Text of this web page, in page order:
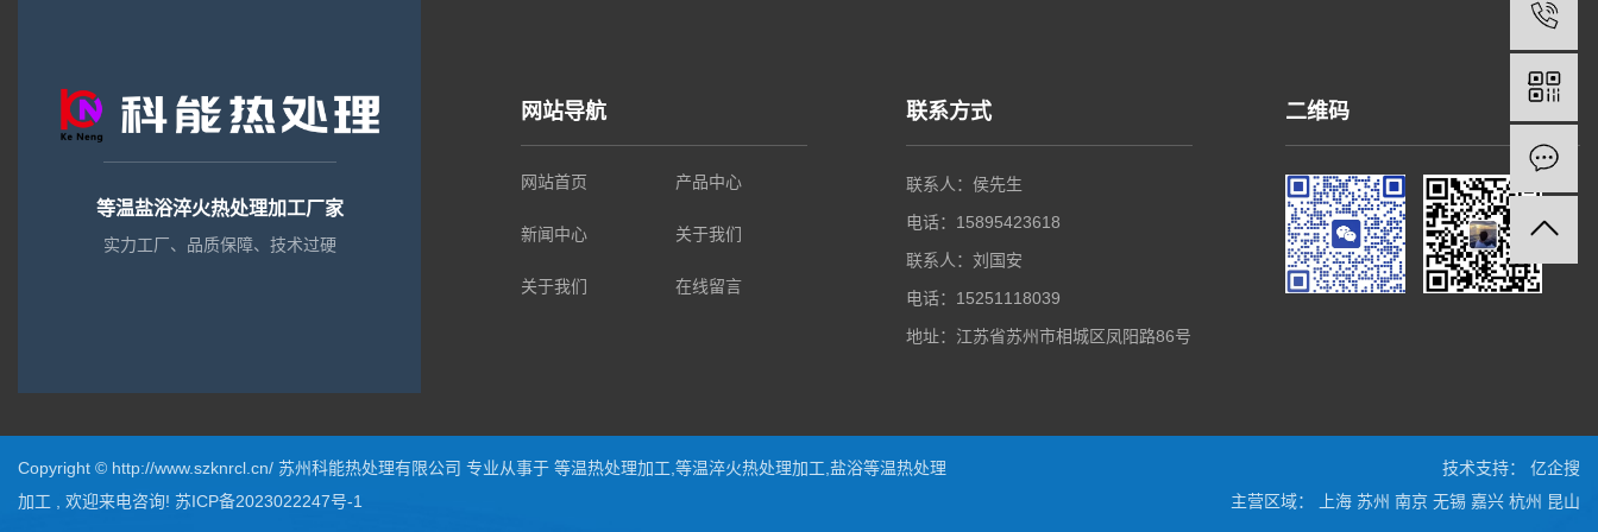
等温盐浴淬火热处理加工厂家
实力工厂、品质保障、技术过硬
网站导航
网站首页 产品中心
新闻中心 关于我们
关于我们 在线留言
联系方式
联系人：侯先生
电话：15895423618
联系人：刘国安
电话：15251118039
地址：江苏省苏州市相城区凤阳路86号
二维码
Copyright © http://www.szknrcl.cn/ 苏州科能热处理有限公司 专业从事于 等温热处理加工 等温淬火热处理加工 盐浴等温热处理
加工 , 欢迎来电咨询! 苏ICP备2023022247号-1
技术支持：
亿企搜
主营区域：
上海 苏州 南京 无锡 嘉兴 杭州 昆山